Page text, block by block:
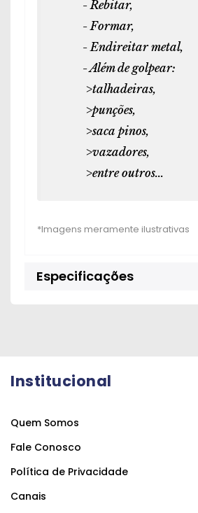
- Rebitar,
- Formar,
- Endireitar metal,
- Além de golpear:
>talhadeiras,
>punções,
>saca pinos,
>vazadores,
>entre outros...
Especificações
Institucional
Quem Somos
Fale Conosco
Política de Privacidade
Canais